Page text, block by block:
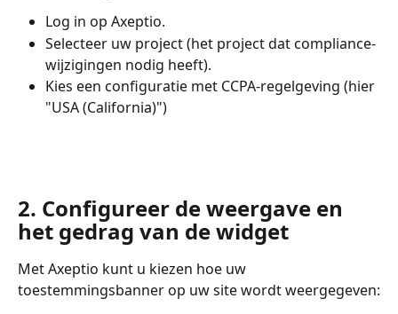
Log in op Axeptio.
Selecteer uw project (het project dat compliance-
wijzigingen nodig heeft).
Kies een configuratie met CCPA-regelgeving (hier
"USA (California)")
2. Configureer de weergave en
het gedrag van de widget
Met Axeptio kunt u kiezen hoe uw
toestemmingsbanner op uw site wordt weergegeven: